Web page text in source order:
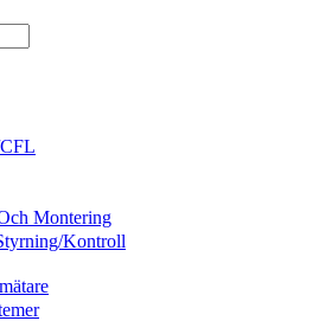
Montering
Kontroll